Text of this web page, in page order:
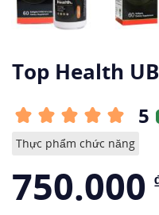
Top Health
5
Thực phẩm chức năng
750.000